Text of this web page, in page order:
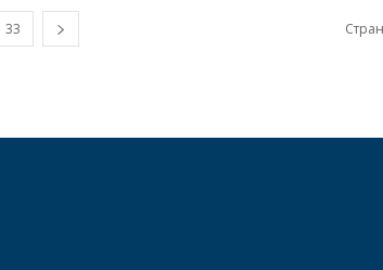
33